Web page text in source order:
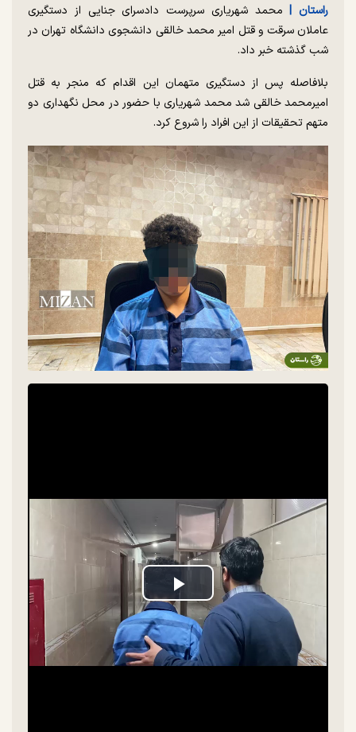
راستان |‌محمد شهریاری سرپرست دادسرای جنایی از دستگیری
عاملان سرقت و قتل امیر محمد خالقی دانشجوی دانشگاه تهران در
شب گذشته خبر داد.
بلافاصله پس از دستگیری متهمان این اقدام که منجر به قتل
امیرمحمد خالقی شد محمد شهریاری با حضور در محل نگهداری دو
متهم تحقیقات از این افراد را شروع کرد.
Play
Video